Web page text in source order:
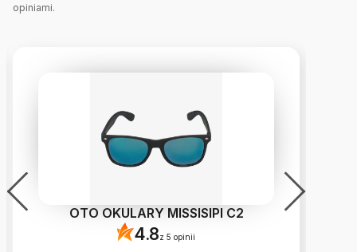
opiniami.
OTO OKULARY MISSISIPI C2
4.8z 5 opinii